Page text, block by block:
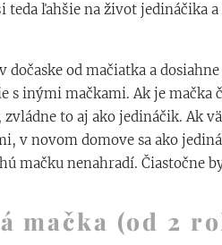
ľahšie na život jedináčika
dočaske od mačiatka a
s inými mačkami. Ak je mačka
zvládne to aj ako jedináčik. Ak
v novom domove sa ako
mačku nenahradí. Čiastočne
mačka (od 2